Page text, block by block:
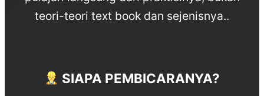
teori-teori text book dan sejenisnya..
SIAPA PEMBICARANYA?